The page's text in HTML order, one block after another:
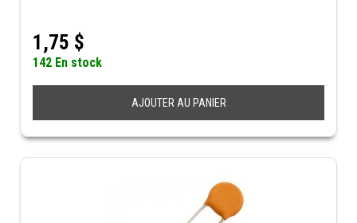
1,75 $
142 En stock
AJOUTER AU PANIER